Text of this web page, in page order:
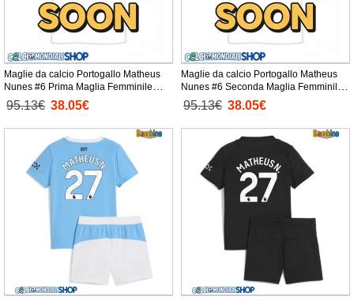
Maglie da calcio Portogallo Matheus
Nunes #6 Prima Maglia Femminile
Mondiali 2026 Manica Corta
95.13€ 38.05€
Maglie da calcio Portogallo Matheus
Nunes #6 Seconda Maglia Femminile
Mondiali 2026 Manica Corta
95.13€ 38.05€